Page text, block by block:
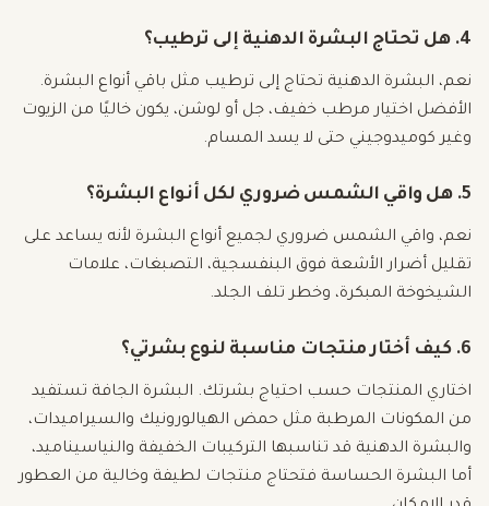
4. هل تحتاج البشرة الدهنية إلى ترطيب؟
نعم، البشرة الدهنية تحتاج إلى ترطيب مثل باقي أنواع البشرة.
الأفضل اختيار مرطب خفيف، جل أو لوشن، يكون خاليًا من الزيوت
وغير كوميدوجيني حتى لا يسد المسام.
5. هل واقي الشمس ضروري لكل أنواع البشرة؟
نعم، واقي الشمس ضروري لجميع أنواع البشرة لأنه يساعد على
تقليل أضرار الأشعة فوق البنفسجية، التصبغات، علامات
الشيخوخة المبكرة، وخطر تلف الجلد.
6. كيف أختار منتجات مناسبة لنوع بشرتي؟
اختاري المنتجات حسب احتياج بشرتك. البشرة الجافة تستفيد
من المكونات المرطبة مثل حمض الهيالورونيك والسيراميدات،
والبشرة الدهنية قد تناسبها التركيبات الخفيفة والنياسيناميد،
أما البشرة الحساسة فتحتاج منتجات لطيفة وخالية من العطور